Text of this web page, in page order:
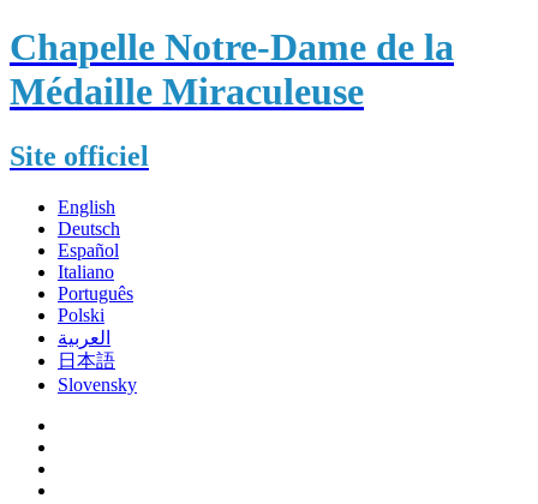
Chapelle Notre-Dame de la
Médaille Miraculeuse
Site officiel
English
Deutsch
Español
Italiano
Português
Polski
العربية
日本語
Slovensky